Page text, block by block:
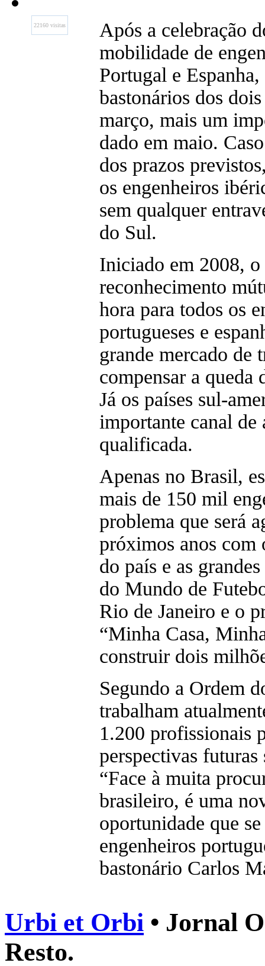
22160 visitas
Após a celebração
mobilidade de
Portugal e
bastonários dos
março, mais um
dado em maio.
dos prazos
os engenheiros
sem qualquer
do Sul.
Iniciado em 2008, o
reconhecimento
hora para todos os
portugueses e
grande mercado de
compensar a queda
Já os países sul-
importante canal de
qualificada.
Apenas no Brasil,
mais de 150 mil
problema que será
próximos anos com
do país e as
do Mundo de
Rio de Janeiro e o
“Minha Casa,
construir dois
Segundo a Ordem
trabalham
1.200 profissionais
perspectivas futuras
“Face à muita
brasileiro, é uma
oportunidade que
engenheiros
bastonário Carlos
Urbi et Orbi • Jornal
Resto.